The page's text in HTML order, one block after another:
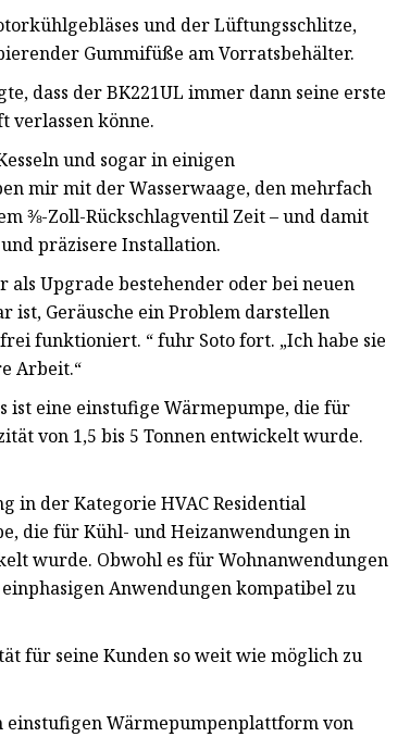
und der Lüftungsschlitze,
Gummifüße am Vorratsbehälter.
dass der BK221UL immer dann seine erste
verlassen könne.
und sogar in einigen
mir mit der Wasserwaage, den mehrfach
⅜-Zoll-Rückschlagventil Zeit – und damit
präzisere Installation.
als Upgrade bestehender oder bei neuen
ist, Geräusche ein Problem darstellen
funktioniert. “ fuhr Soto fort. „Ich habe sie
Arbeit.“
ist eine einstufige Wärmepumpe, die für
von 1,5 bis 5 Tonnen entwickelt wurde.
in der Kategorie HVAC Residential
die für Kühl- und Heizanwendungen in
wurde. Obwohl es für Wohnanwendungen
Anwendungen kompatibel zu
für seine Kunden so weit wie möglich zu
einstufigen Wärmepumpenplattform von